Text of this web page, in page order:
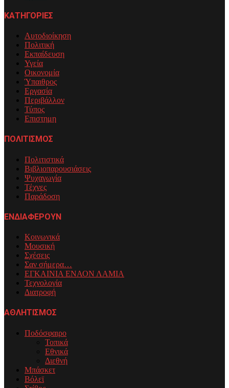
ΚΑΤΗΓΟΡΙΕΣ
Αυτοδιοίκηση
Πολιτική
Εκπαίδευση
Υγεία
Οικονομία
Ύπαιθρος
Εργασία
Περιβάλλον
Τύπος
Επιστημη
ΠΟΛΙΤΙΣΜΟΣ
Πολιτιστικά
Βιβλιοπαρουσιάσεις
Ψυχαγωγία
Τέχνες
Παράδοση
ΕΝΔΙΑΦΕΡΟΥΝ
Κοινωνικά
Μουσική
Σχέσεις
Σαν σήμερα…
ΕΓΚΑΙΝΙΑ ΕΝΑΟΝ ΛΑΜΙΑ
Τεχνολογία
Διατροφή
ΑΘΛΗΤΙΣΜΟΣ
Ποδόσφαιρο
Τοπικά
Εθνικά
Διεθνή
Μπάσκετ
Βόλεϊ